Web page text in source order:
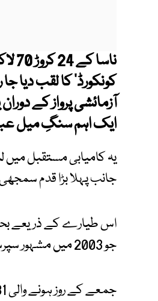
کونکورڈ‘کا لقب دیا جا
ایک اہم سنگِ میل
یہ کامیابی مستقبل میں
جانب پہلا بڑا قدم
اس طیارے کے ذریعے
جو 2003 میں مشہور سپرسونک طیارے کونکورڈ کی ریٹائرمنٹ کے بعد پہلی بار ہوگا۔